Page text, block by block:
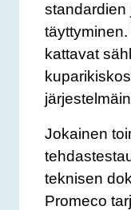
standardien
kattavat
Jokainen
teknisen
Promeco